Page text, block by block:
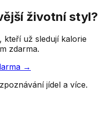
životní styl?
kteří už sledují kalorie
zdarma.
→
jídel a více.